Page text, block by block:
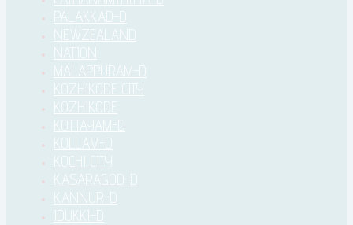
PALAKKAD-D
NEWZEALAND
NATION
MALAPPURAM-D
KOZHIKODE CITY
KOZHIKODE
KOTTAYAM-D
KOLLAM-D
KOCHI CITY
KASARAGOD-D
KANNUR-D
IDUKKI–D